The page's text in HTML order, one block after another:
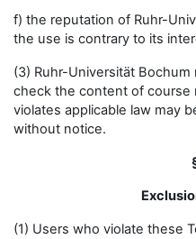
f) the reputation of Ruhr-
the use is contrary to its
(3) Ruhr-Universität
check the content of course
violates applicable law may
without notice.
(1) Users who violate these